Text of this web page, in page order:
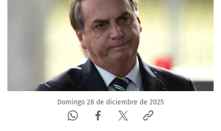
Domingo 28 de diciembre de 2025